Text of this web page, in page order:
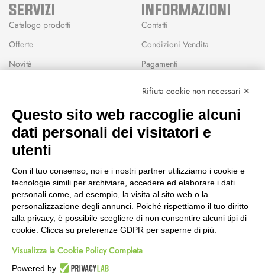
SERVIZI
Catalogo prodotti
Offerte
Novità
Wishlist
INFORMAZIONI
Contatti
Condizioni Vendita
Pagamenti
CEP GREEN
Fanano (MO)
059 8676485
349 9202419
388 8659473
info@cepgreen.com
Orario
Dal lunedì al venerdì
8:00 – 12:30 / 13:30 - 19:00
Rifiuta cookie non necessari ✕
Questo sito web raccoglie alcuni
dati personali dei visitatori e
utenti
Con il tuo consenso, noi e i nostri partner utilizziamo i cookie e
tecnologie simili per archiviare, accedere ed elaborare i dati
personali come, ad esempio, la visita al sito web o la
personalizzazione degli annunci. Poiché rispettiamo il tuo diritto
alla privacy, è possibile scegliere di non consentire alcuni tipi di
cookie. Clicca su preferenze GDPR per saperne di più.
Visualizza la Cookie Policy Completa
Powered by